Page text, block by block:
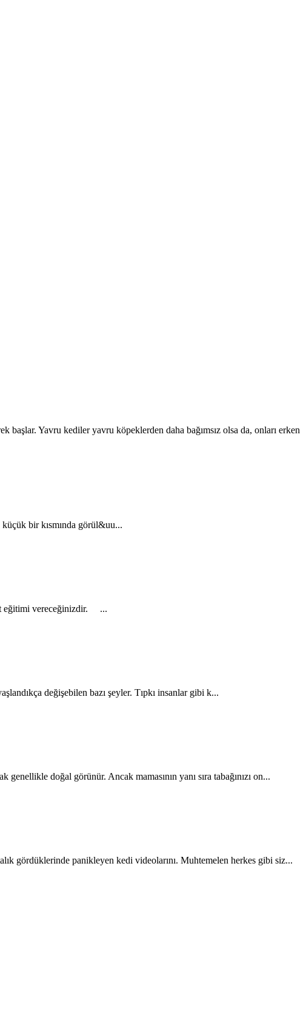
Yavru kediler yavru köpeklerden daha bağımsız olsa da, onları erken
bir kısmında görül&uu...
eğitimi vereceğinizdir. ...
değişebilen bazı şeyler. Tıpkı insanlar gibi k...
doğal görünür. Ancak mamasının yanı sıra tabağınızı on...
gördüklerinde panikleyen kedi videolarını. Muhtemelen herkes gibi siz...